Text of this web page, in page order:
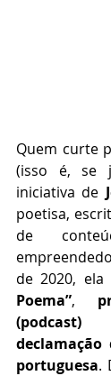
Quem curte
(isso é, se
iniciativa de
poetisa,
de
de 2020,
Poema”,
(podcast)
portuguesa.